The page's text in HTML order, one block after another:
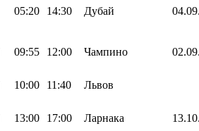
05:20 14:30 Дубай
09:55 12:00 Чампино
10:00 11:40 Львов
13:00 17:00 Ларнака